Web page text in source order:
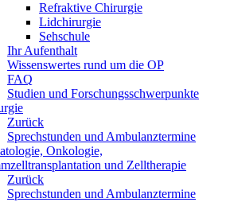
Refraktive Chirurgie
Lidchirurgie
Sehschule
Ihr Aufenthalt
Wissenswertes rund um die OP
FAQ
Studien und Forschungsschwerpunkte
Zurück
Sprechstunden und Ambulanztermine
Onkologie,
und Zelltherapie
Zurück
Sprechstunden und Ambulanztermine